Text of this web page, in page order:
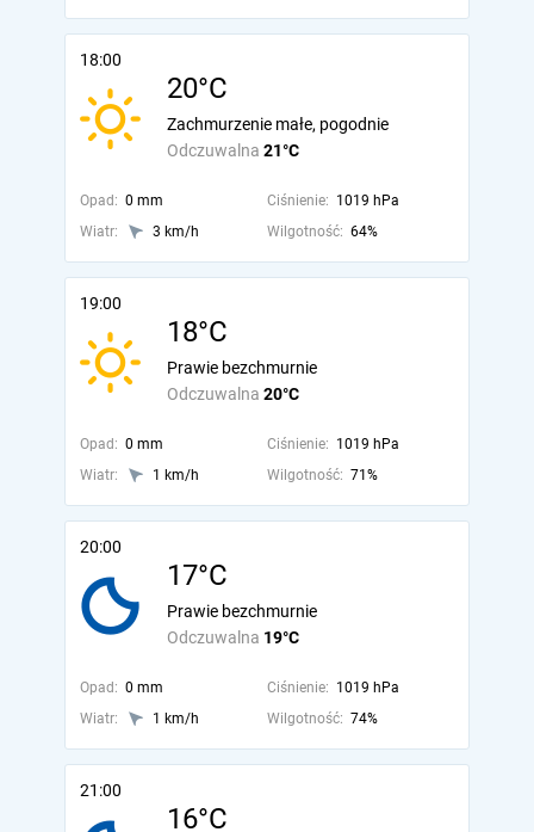
18:00
20°C
Odczuwalna 21°C
Zachmurzenie małe, pogodnie
Opad: 0 mm Ciśnienie: 1019 hPa
Wiatr:
3 km/h Wilgotność: 64%
19:00
18°C
Odczuwalna 20°C
Prawie bezchmurnie
Opad: 0 mm Ciśnienie: 1019 hPa
Wiatr:
1 km/h Wilgotność: 71%
20:00
17°C
Odczuwalna 19°C
Prawie bezchmurnie
Opad: 0 mm Ciśnienie: 1019 hPa
Wiatr:
1 km/h Wilgotność: 74%
21:00
16°C